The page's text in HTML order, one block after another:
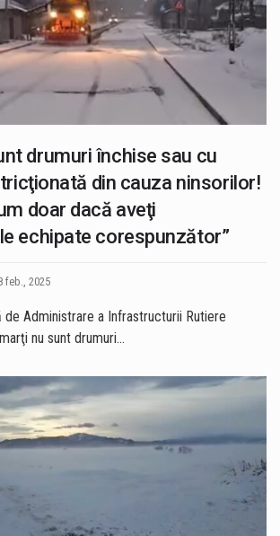
drumuri închise sau cu
din cauza ninsorilor!
doar dacă aveţi
echipate corespunzător”
feb., 2025
de Administrare a Infrastructurii Rutiere
nu sunt drumuri…